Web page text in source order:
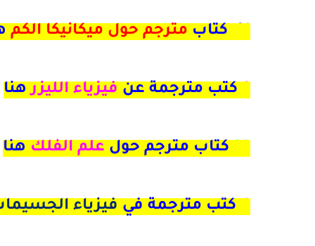
مترجم حول ميكانيكا الكم
كتب مترجمة عن فيزياء الليزرهنا
كتاب مترجم حول علم الفلك هنا
فيزياء